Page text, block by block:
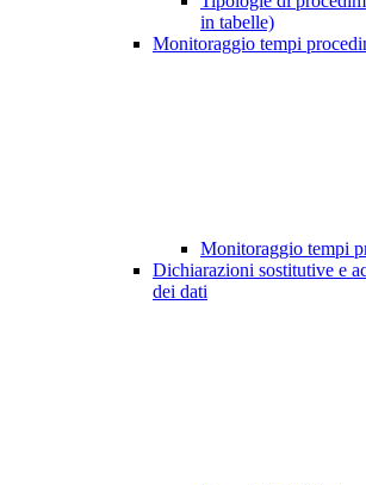
in tabelle)
Monitoraggio tempi
Monitoraggio tempi
Dichiarazioni sostitutive e
dei dati